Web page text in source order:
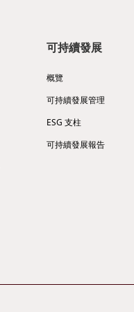
可持續發展
概覽
可持續發展管理
ESG 支柱
可持續發展報告